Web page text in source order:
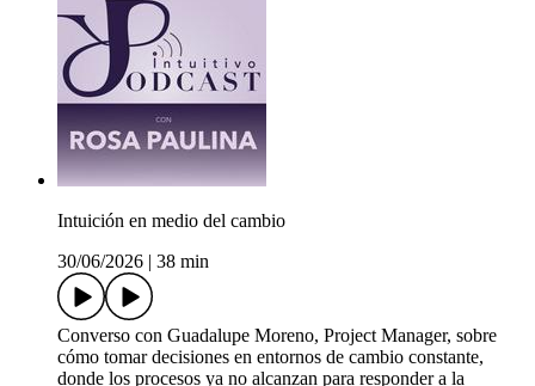
Intuición en medio del cambio
30/06/2026
38 min
Converso con Guadalupe Moreno, Project Manager, sobre
cómo tomar decisiones en entornos de cambio constante,
donde los procesos ya no alcanzan para responder a la